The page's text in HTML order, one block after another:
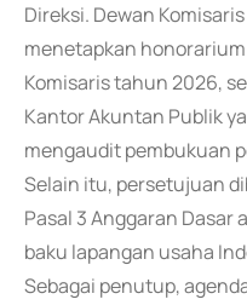
Direksi. Dewan
menetapkan
Komisaris tahun 2026,
Kantor Akuntan Publik
mengaudit pembukuan
Selain itu, persetujuan
Pasal 3 Anggaran Dasar
baku lapangan usaha
Sebagai penutup,